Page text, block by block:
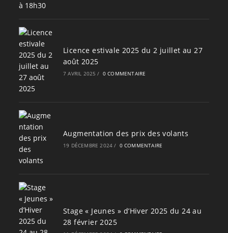
Licence estivale 2025 du 2 juillet au 27
août 2025
7 AVRIL 2025 / 0 COMMENTAIRE
Augmentation des prix des volants
19 DÉCEMBRE 2024 / 0 COMMENTAIRE
Stage « Jeunes » d’Hiver 2025 du 24 au
28 février 2025